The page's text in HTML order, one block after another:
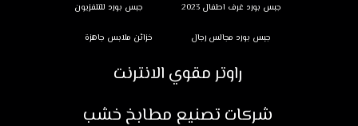
جبس بورد غرف اطفال 2023 جبس بورد للتلفزيون
جبس بورد مجالس رجال خزائن ملابس جاهزة
راوتر مقوي الانترنت
شركات تصنيع مطابخ خشب